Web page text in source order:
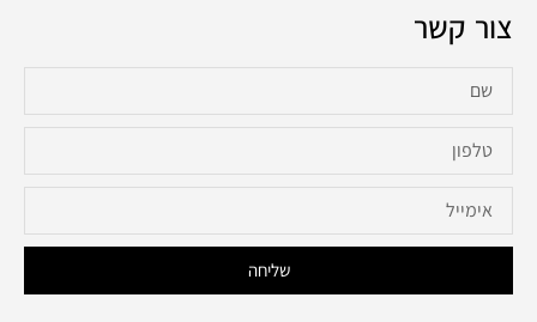
צור קשר
שליחה